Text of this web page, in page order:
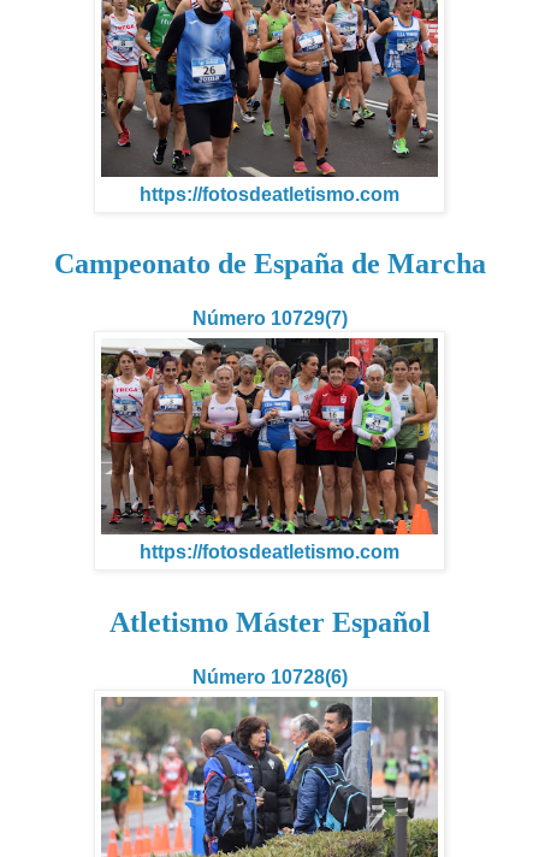
https://fotosdeatletismo.com
Campeonato de España de Marcha
Número 10729(7)
https://fotosdeatletismo.com
Atletismo Máster Español
Número 10728(6)